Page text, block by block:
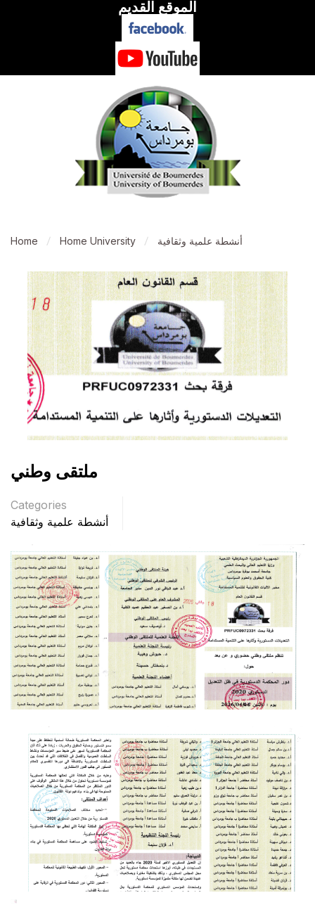
الموقع القديم
Home Home University أنشطة علمية وثقافية
ملتقى وطني
Categories
أنشطة علمية وثقافية